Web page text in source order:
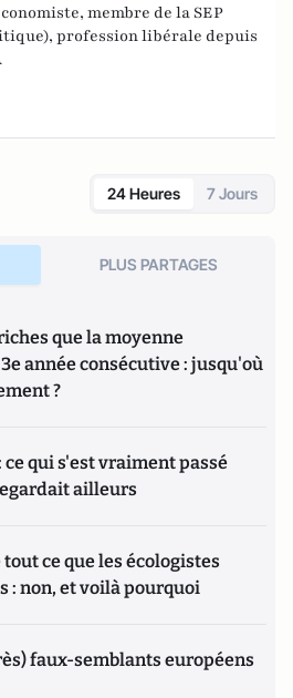
membre de la SEP
profession libérale depuis
24 Heures 7 Jours
PLUS PARTAGES
que la moyenne
année consécutive : jusqu'où
?
qui s'est vraiment passé
ailleurs
ce que les écologistes
: non, et voilà pourquoi
faux-semblants européens